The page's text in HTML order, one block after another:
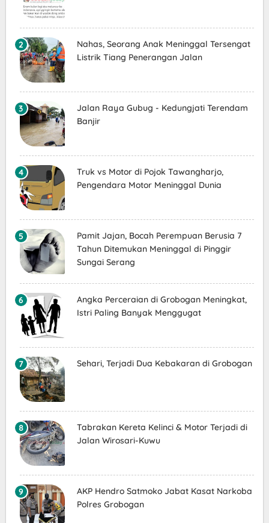
Nahas, Seorang Anak Meninggal Tersengat
Listrik Tiang Penerangan Jalan
Jalan Raya Gubug - Kedungjati Terendam
Banjir
Truk vs Motor di Pojok Tawangharjo,
Pengendara Motor Meninggal Dunia
Pamit Jajan, Bocah Perempuan Berusia 7
Tahun Ditemukan Meninggal di Pinggir
Sungai Serang
Angka Perceraian di Grobogan Meningkat,
Istri Paling Banyak Menggugat
Sehari, Terjadi Dua Kebakaran di Grobogan
Tabrakan Kereta Kelinci & Motor Terjadi di
Jalan Wirosari-Kuwu
AKP Hendro Satmoko Jabat Kasat Narkoba
Polres Grobogan